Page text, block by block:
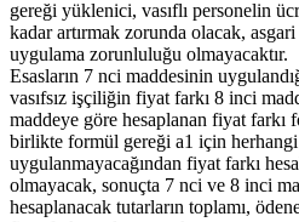
gereği yüklenici, vasıflı personelin
kadar artırmak zorunda olacak, asgari
uygulama zorunluluğu olmayacaktır.
Esasların 7 nci maddesinin
vasıfsız işçiliğin fiyat farkı 8 inci
maddeye göre hesaplanan fiyat
birlikte formül gereği a1 için herhangi
uygulanmayacağından fiyat farkı
olmayacak, sonuçta 7 nci ve 8 inci
hesaplanacak tutarların toplamı,